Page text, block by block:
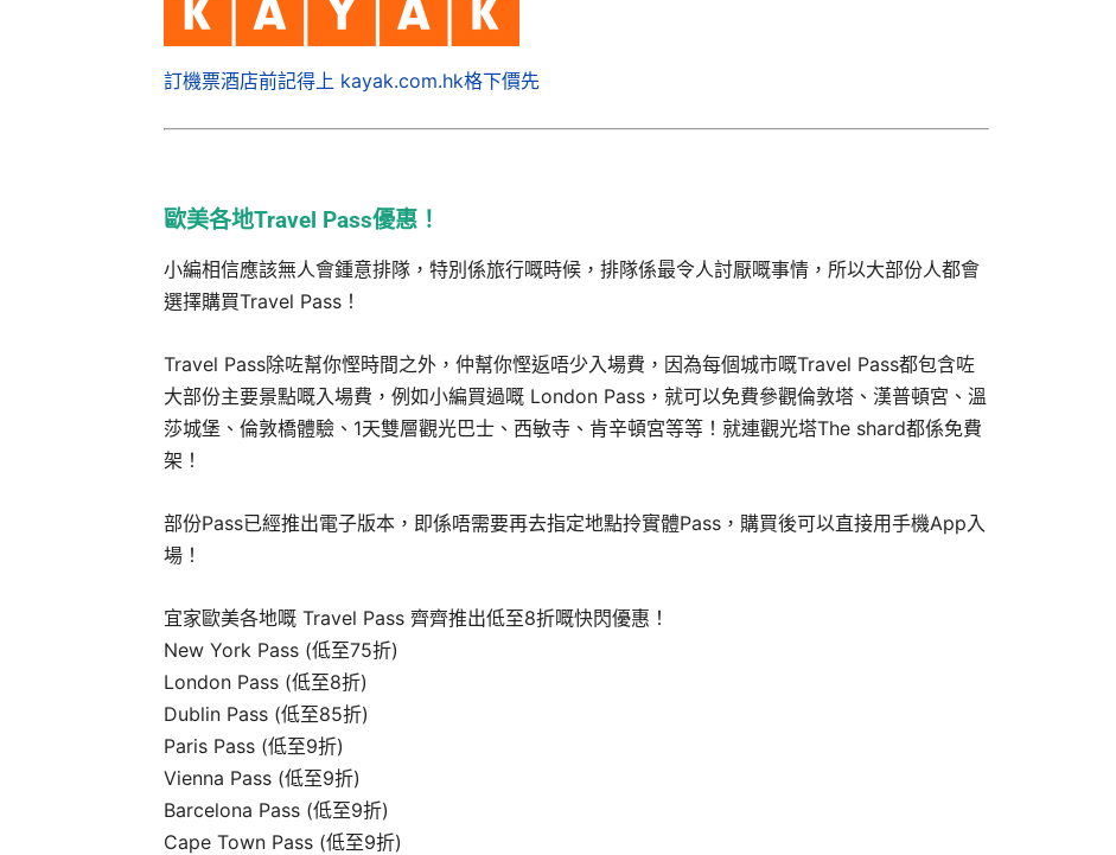
訂機票酒店前記得上 kayak.com.hk格下價先
歐美各地Travel Pass優惠！
小編相信應該無人會鍾意排隊，特別係旅行嘅時候，排隊係最令人討厭嘅事情，所以大部份人都會
選擇購買Travel Pass！
Travel Pass除咗幫你慳時間之外，仲幫你慳返唔少入場費，因為每個城市嘅Travel Pass都包含咗
大部份主要景點嘅入場費，例如小編買過嘅 London Pass，就可以免費參觀倫敦塔、漢普頓宮、溫
莎城堡、倫敦橋體驗、1天雙層觀光巴士、西敏寺、肯辛頓宮等等！就連觀光塔The shard都係免費
架！
部份Pass已經推出電子版本，即係唔需要再去指定地點拎實體Pass，購買後可以直接用手機App入
場！
宜家歐美各地嘅 Travel Pass 齊齊推出低至8折嘅快閃優惠！
New York Pass (低至75折)
London Pass (低至8折)
Dublin Pass (低至85折)
Paris Pass (低至9折)
Vienna Pass (低至9折)
Barcelona Pass (低至9折)
Cape Town Pass (低至9折)